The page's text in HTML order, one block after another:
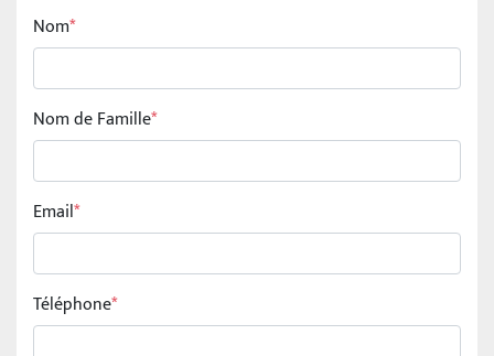
Nom*
Nom de Famille*
Email*
Téléphone*